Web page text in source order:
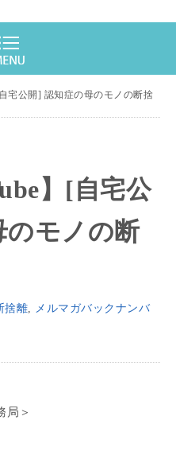
宅公開] 認知症の母のモノの断捨
】[自宅公
のモノの断
捨離, メルマガバックナンバ
局＞